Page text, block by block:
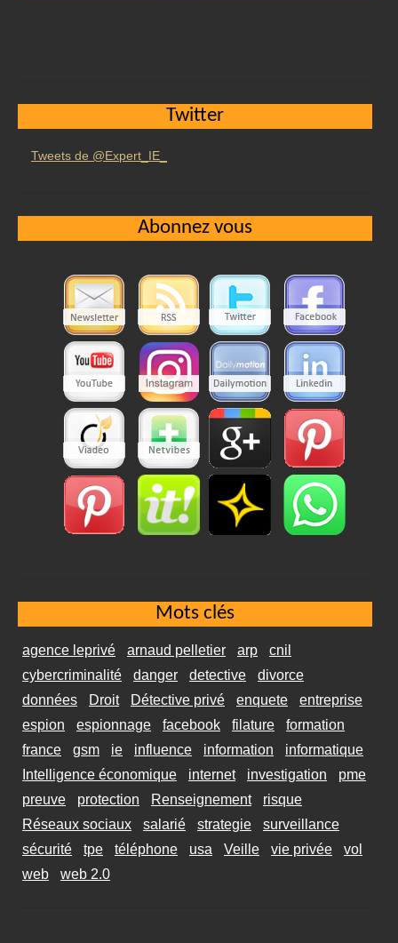
Twitter
Tweets de @Expert_IE_
Abonnez vous
Mots clés
agence leprivé arnaud pelletier arp
cnil
cybercriminalité
danger detective
divorce
données
Droit Détective privé enquete
entreprise
espion
espionnage facebook filature
formation
france
gsm ie influence information
informatique
Intelligence économique
internet investigation
pme
preuve
protection Renseignement
risque
Réseaux sociaux
salarié strategie
surveillance
sécurité
tpe téléphone usa Veille vie privée
vol
web
web 2.0